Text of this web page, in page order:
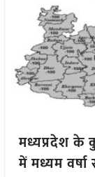
मध्यप्रदेश के
में मध्यम वर्षा